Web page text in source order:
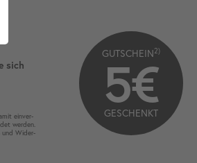
sich
ein­ver­
werden.
und Wider­
GUTSCHEIN2)
5€
GESCHENKT